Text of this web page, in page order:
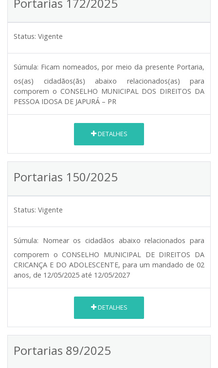
Status: Vigente
Súmula: Ficam nomeados, por meio da presente Portaria,
os(as) cidadãos(ãs) abaixo relacionados(as) para
comporem o CONSELHO MUNICIPAL DOS DIREITOS DA
PESSOA IDOSA DE JAPURÁ – PR
DETALHES
Portarias 150/2025
Status: Vigente
Súmula: Nomear os cidadãos abaixo relacionados para
comporem o CONSELHO MUNICIPAL DE DIREITOS DA
CRICANÇA E DO ADOLESCENTE, para um mandado de 02
anos, de 12/05/2025 até 12/05/2027
DETALHES
Portarias 89/2025